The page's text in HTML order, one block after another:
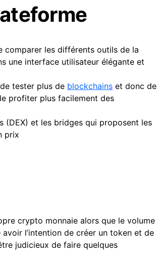
comparer les différents outils de la
une interface utilisateur élégante et
tester plus de blockchains et donc de
profiter plus facilement des
(DEX) et les bridges qui proposent les
prix
crypto monnaie alors que le volume
l’intention de créer un token et de
judicieux de faire quelques